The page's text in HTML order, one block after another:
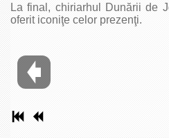
La final, chiriarhul Dunării de
oferit iconiţe celor prezenţi.